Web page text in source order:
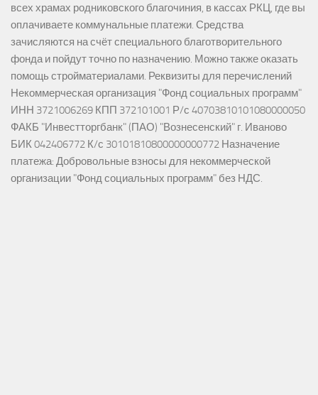
всех храмах родниковского благочиния, в кассах РКЦ, где вы
оплачиваете коммунальные платежи. Средства
зачисляются на счёт специального благотворительного
фонда и пойдут точно по назначению. Можно также оказать
помощь стройматериалами. Реквизиты для перечислений
Некоммерческая организация "Фонд социальных программ"
ИНН 3721006269 КПП 372101001 Р/с 40703810101080000050
ФАКБ "Инвестторгбанк" (ПАО) "Вознесенский" г. Иваново
БИК 042406772 К/с 30101810800000000772 Назначение
платежа: Добровольные взносы для некоммерческой
организации "Фонд социальных программ" без НДС.